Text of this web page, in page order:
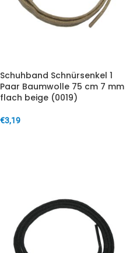
Schuhband Schnürsenkel 1
Paar Baumwolle 75 cm 7 mm
flach beige (0019)
€3,19